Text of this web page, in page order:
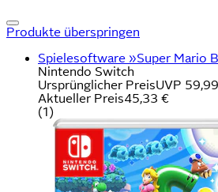
Produkte überspringen
Spielesoftware »Super Mario
Nintendo Switch
Ursprünglicher PreisUVP
Aktueller Preis45,33 €
(1)